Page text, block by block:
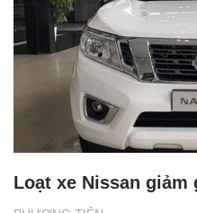
Loạt xe Nissan